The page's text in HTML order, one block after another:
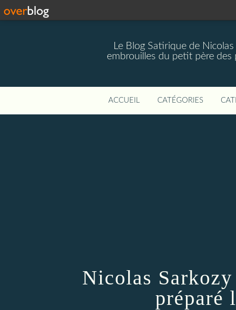
Le Blog Satirique de
embrouilles du petit père des
ACCUEIL CATÉGORIES
Nicolas
préparé